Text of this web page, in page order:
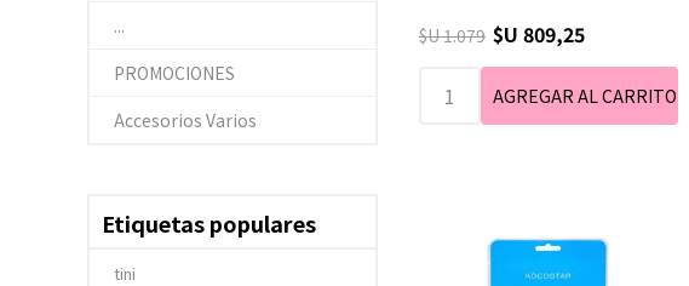
$U 1.079 $U 809,25
...
PROMOCIONES
Accesorios Varios
Etiquetas populares
tini